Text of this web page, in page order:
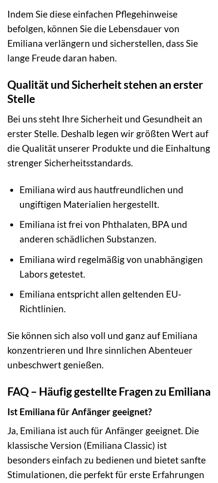
Indem Sie diese einfachen Pflegehinweise
befolgen, können Sie die Lebensdauer von
Emiliana verlängern und sicherstellen, dass Sie
lange Freude daran haben.
Qualität und Sicherheit stehen an erster
Stelle
Bei uns steht Ihre Sicherheit und Gesundheit an
erster Stelle. Deshalb legen wir größten Wert auf
die Qualität unserer Produkte und die Einhaltung
strenger Sicherheitsstandards.
Emiliana wird aus hautfreundlichen und
ungiftigen Materialien hergestellt.
Emiliana ist frei von Phthalaten, BPA und
anderen schädlichen Substanzen.
Emiliana wird regelmäßig von unabhängigen
Labors getestet.
Emiliana entspricht allen geltenden EU-
Richtlinien.
Sie können sich also voll und ganz auf Emiliana
konzentrieren und Ihre sinnlichen Abenteuer
unbeschwert genießen.
FAQ – Häufig gestellte Fragen zu Emiliana
Ist Emiliana für Anfänger geeignet?
Ja, Emiliana ist auch für Anfänger geeignet. Die
klassische Version (Emiliana Classic) ist
besonders einfach zu bedienen und bietet sanfte
Stimulationen, die perfekt für erste Erfahrungen